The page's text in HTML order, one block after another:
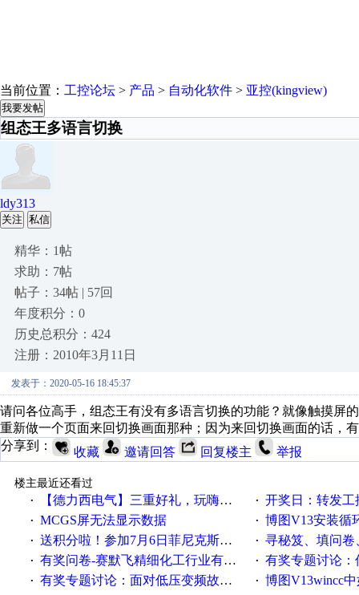
当前位置： 工控论坛 > 产品 > 自动化软件 > 亚控(kingview)
我要发帖
组态王多语言切换
ldy313
关注 私信
精华：1帖
求助：7帖
帖子：34帖 | 57回
年度积分：0
历史总积分：424
注册：2010年3月11日
发表于：2020-05-16 18:45:37
请问各位高手，组态王有没有多语言切换的功能？就像触摸屏
重新做一个页面来回切换画面那种；因为来回切换画面的话，
分享到：
收藏 邀请回答 回复楼主 举报
楼主最近还看过
·
【德力西电气】三重好礼，玩嗨夏日！ · 开奖日：转发工控速派
· MCGS屏无法显示数据 · 博图V13安装循环重启
· 送积分啦！参加7月6日菲尼克斯在线研讨会即得 · 寻秘笈、填问卷
· 有奖问卷-赛默飞精细化工行业有奖调查来袭！ · 有奖专题讨论：伺服选择
· 有奖专题讨论：面对低压变频故障，老手是这样解决的！ · 博图V13wincc中如何